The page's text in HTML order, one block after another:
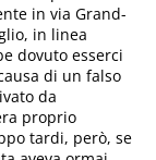
in via Grand-
in linea
dovuto esserci
di un falso
da
proprio
tardi, però, se